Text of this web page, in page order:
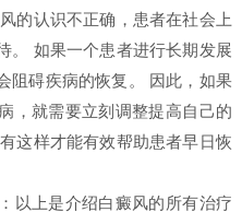
的认识不正确，患者在社会上
。 如果一个患者进行长期发展
阻碍疾病的恢复。 因此，如果
，就需要立刻调整提高自己的
这样才能有效帮助患者早日恢
以上是介绍白癜风的所有治疗